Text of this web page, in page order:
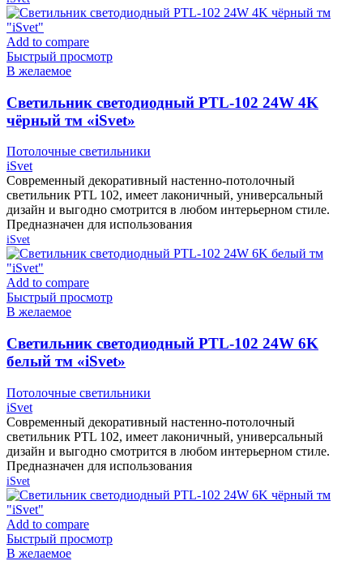
Add to compare
Быстрый просмотр
В желаемое
Cветильник светодиодный PTL-102 24W 4K
чёрный тм «iSvet»
Потолочные светильники
iSvet
Современный декоративный настенно-потолочный
светильник PTL 102, имеет лаконичный, универсальный
дизайн и выгодно смотрится в любом интерьерном стиле.
Предназначен для использования
iSvet
Add to compare
Быстрый просмотр
В желаемое
Cветильник светодиодный PTL-102 24W 6K
белый тм «iSvet»
Потолочные светильники
iSvet
Современный декоративный настенно-потолочный
светильник PTL 102, имеет лаконичный, универсальный
дизайн и выгодно смотрится в любом интерьерном стиле.
Предназначен для использования
iSvet
Add to compare
Быстрый просмотр
В желаемое